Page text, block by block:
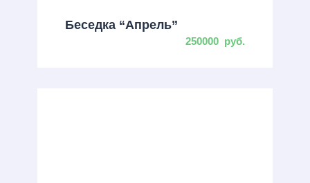
Беседка “Апрель”
250000 руб.